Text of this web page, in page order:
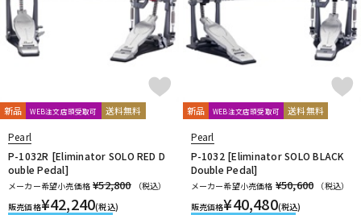
新品 WEB注文店頭受取可 送料無料
Pearl
P-1032R [Eliminator SOLO RED D
ouble Pedal]
メーカー希望小売価格 ¥52,800
（税込）
販売価格¥42,240(税込)
新品 WEB注文店頭受取可 送料無料
Pearl
P-1032 [Eliminator SOLO BLACK
Double Pedal]
メーカー希望小売価格 ¥50,600
（税込）
販売価格¥40,480(税込)